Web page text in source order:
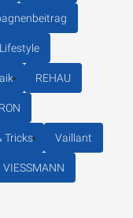
Lifestyle
REHAU
Tricks Vaillant
VIESSMANN